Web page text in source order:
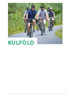
KÜLFÖLD